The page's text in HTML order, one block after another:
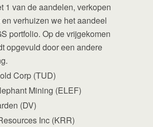
1 van de aandelen, verkopen
verhuizen we het aandeel
portfolio. Op de vrijgekomen
opgevuld door een andere
Corp (TUD)
Mining (ELEF)
(DV)
Inc (KRR)